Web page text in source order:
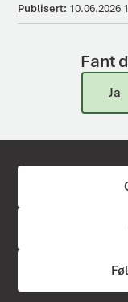
Publisert 10.06.2026
Fant
Ja